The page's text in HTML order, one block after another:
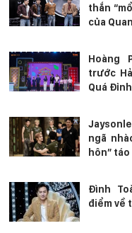
thắn
của
Hoàng
trước
Quá
ngã
hôn” táo
Đình
điểm về